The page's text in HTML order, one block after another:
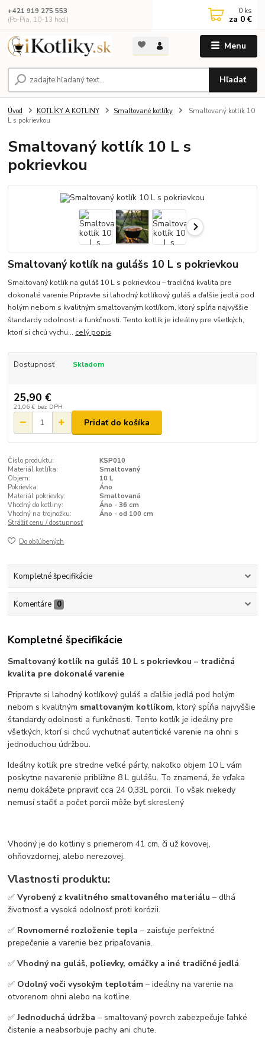
Menu
Hľadať
+421 919 275 553
(Po-Pia, 10-13 hod.)
0 ks
za 0 €
Úvod KOTLÍKY A KOTLINY Smaltované kotlíky
Smaltovaný kotlík 10
L s pokrievkou
Smaltovaný kotlík 10 L s
pokrievkou
Smaltovaný kotlík na gulášs 10 L s pokrievkou
Smaltovaný kotlík na guláš 10 L s pokrievkou – tradičná kvalita pre
dokonalé varenie Pripravte si lahodný kotlíkový guláš a ďalšie jedlá pod
holým nebom s kvalitným smaltovaným kotlíkom, ktorý spĺňa najvyššie
štandardy odolnosti a funkčnosti. Tento kotlík je ideálny pre všetkých,
ktorí si chcú vychu... celý popis
Dostupnosť Skladom
25,90 €
21,06 € bez DPH
Pridať do košíka
Číslo produktu:
KSP010
Materiál kotlíka:
Smaltovaný
Objem:
10 L
Pokrievka:
Áno
Materiál pokrievky:
Smaltovaná
Vhodný do kotliny:
Áno - 36 cm
Vhodný na trojnožku:
Áno - od 100 cm
Strážiť cenu / dostupnosť
Do obľúbených
Kompletné špecifikácie
Komentáre 0
Kompletné špecifikácie
Smaltovaný kotlík na guláš 10 L s pokrievkou – tradičná
kvalita pre dokonalé varenie
Pripravte si lahodný kotlíkový guláš a ďalšie jedlá pod holým
nebom s kvalitným smaltovaným kotlíkom, ktorý spĺňa najvyššie
štandardy odolnosti a funkčnosti. Tento kotlík je ideálny pre
všetkých, ktorí si chcú vychutnať autentické varenie na ohni s
jednoduchou údržbou.
Ideálny kotlík pre stredne veľké párty, nakoľko objem 10 L vám
poskytne navarenie približne 8 L gulášu. To znamená, že vďaka
nemu dokážete pripraviť cca 24 0,33L porcii. To však niekedy
nemusí stačiť a počet porcii môže byť skreslený
Vhodný je do kotliny s priemerom 41 cm, či už kovovej,
ohňovzdornej, alebo nerezovej.
Vlastnosti produktu:
✅Vyrobený z kvalitného smaltovaného materiálu – dlhá
životnosť a vysoká odolnosť proti korózii.
✅ Rovnomerné rozloženie tepla – zaisťuje perfektné
prepečenie a varenie bez pripaľovania.
✅Vhodný na guláš, polievky, omáčky a iné tradičné jedlá.
✅ Odolný voči vysokým teplotám – ideálny na varenie na
otvorenom ohni alebo na kotline.
✅Jednoduchá údržba – smaltovaný povrch zabezpečuje ľahké
čistenie a neabsorbuje pachy ani chute.